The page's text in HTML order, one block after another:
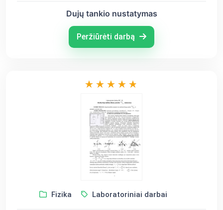
Dujų tankio nustatymas
Peržiūrėti darbą
Fizika Laboratoriniai darbai